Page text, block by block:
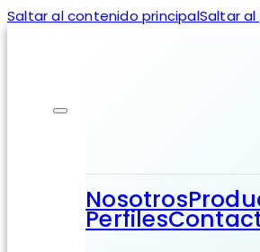
Saltar al contenido principalSaltar
Nosotros
Perfiles